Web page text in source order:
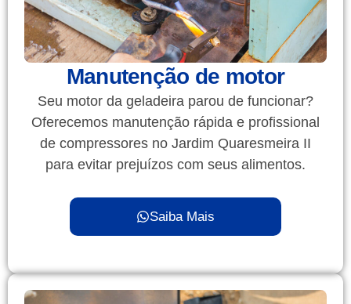
Manutenção de motor
Seu motor da geladeira parou de funcionar?
Oferecemos manutenção rápida e profissional
de compressores no Jardim Quaresmeira II
para evitar prejuízos com seus alimentos.
Saiba Mais